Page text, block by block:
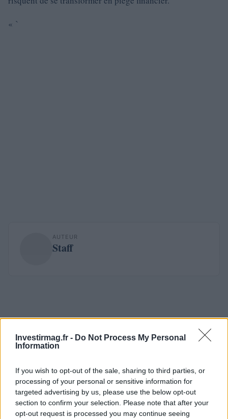
Investirmag.fr - Do Not Process My Personal
Information
If you wish to opt-out of the sale, sharing to third parties, or
processing of your personal or sensitive information for
targeted advertising by us, please use the below opt-out
section to confirm your selection. Please note that after your
opt-out request is processed you may continue seeing
« `
AUTEUR
Staff